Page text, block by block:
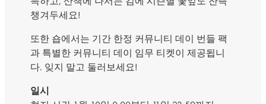
챙겨두세요!
또한 숍에서는 기간 한정 커뮤니티 데이 번들 팩
과 특별한 커뮤니티 데이 임무 티켓이 제공됩니
다. 잊지 말고 둘러보세요!
일시